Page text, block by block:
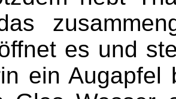
es und
ein Augapfel